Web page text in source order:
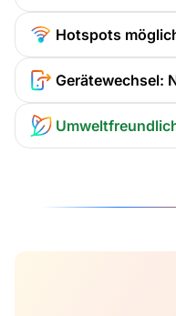
Hotspots
Gerätewechsel: